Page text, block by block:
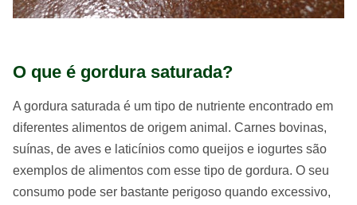
O que é gordura saturada?
A gordura saturada é um tipo de nutriente encontrado em
diferentes alimentos de origem animal. Carnes bovinas,
suínas, de aves e laticínios como queijos e iogurtes são
exemplos de alimentos com esse tipo de gordura. O seu
consumo pode ser bastante perigoso quando excessivo,